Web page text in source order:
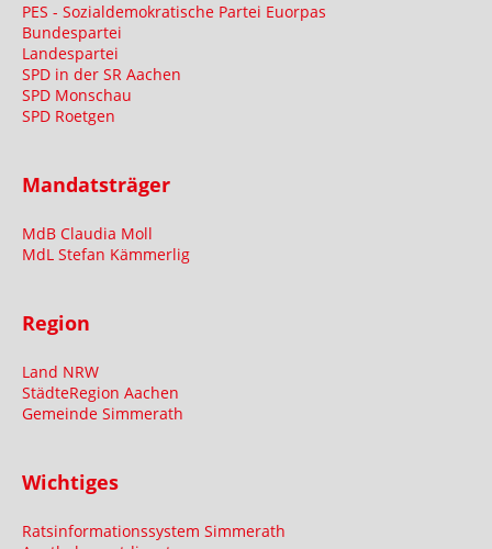
PES - Sozialdemokratische Partei Euorpas
Bundespartei
Landespartei
SPD in der SR Aachen
SPD Monschau
SPD Roetgen
Mandatsträger
MdB Claudia Moll
MdL Stefan Kämmerlig
Region
Land NRW
StädteRegion Aachen
Gemeinde Simmerath
Wichtiges
Ratsinformationssystem Simmerath